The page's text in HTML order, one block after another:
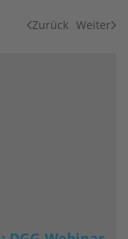
Zurück Weiter